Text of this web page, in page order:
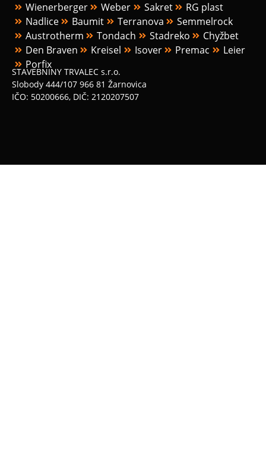
Wienerberger
Weber Sakret
RG plast
Nadlice
Baumit Terranova
Semmelrock
Austrotherm
Tondach Stadreko
Chyžbet
Den Braven
Kreisel Isover Premac
Leier
Porfix
STAVEBNINY TRVALEC s.r.o.
Slobody 444/107 966 81 Žarnovica
IČO: 50200666, DIČ: 2120207507